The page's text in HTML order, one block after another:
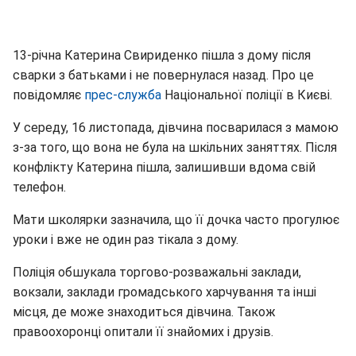
13-річна Катерина Свириденко пішла з дому після
сварки з батьками і не повернулася назад. Про це
повідомляє прес-служба Національної поліції в Києві.
У середу, 16 листопада, дівчина посварилася з мамою
з-за того, що вона не була на шкільних заняттях. Після
конфлікту Катерина пішла, залишивши вдома свій
телефон.
Мати школярки зазначила, що її дочка часто прогулює
уроки і вже не один раз тікала з дому.
Поліція обшукала торгово-розважальні заклади,
вокзали, заклади громадського харчування та інші
місця, де може знаходиться дівчина. Також
правоохоронці опитали її знайомих і друзів.